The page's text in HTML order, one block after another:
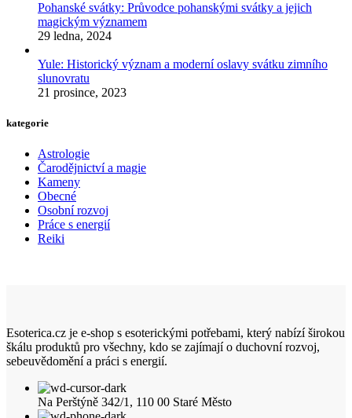
Pohanské svátky: Průvodce pohanskými svátky a jejich
magickým významem
29 ledna, 2024
Yule: Historický význam a moderní oslavy svátku zimního
slunovratu
21 prosince, 2023
kategorie
Astrologie
Čarodějnictví a magie
Kameny
Obecné
Osobní rozvoj
Práce s energií
Reiki
Esoterica.cz je e-shop s esoterickými potřebami, který nabízí širokou
škálu produktů pro všechny, kdo se zajímají o duchovní rozvoj,
sebeuvědomění a práci s energií.
Na Perštýně 342/1, 110 00 Staré Město